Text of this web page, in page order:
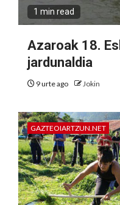
1 min read
Azaroak 18.
jardunaldia
9 urte ago Jokin
GAZTEOIARTZUN.NET